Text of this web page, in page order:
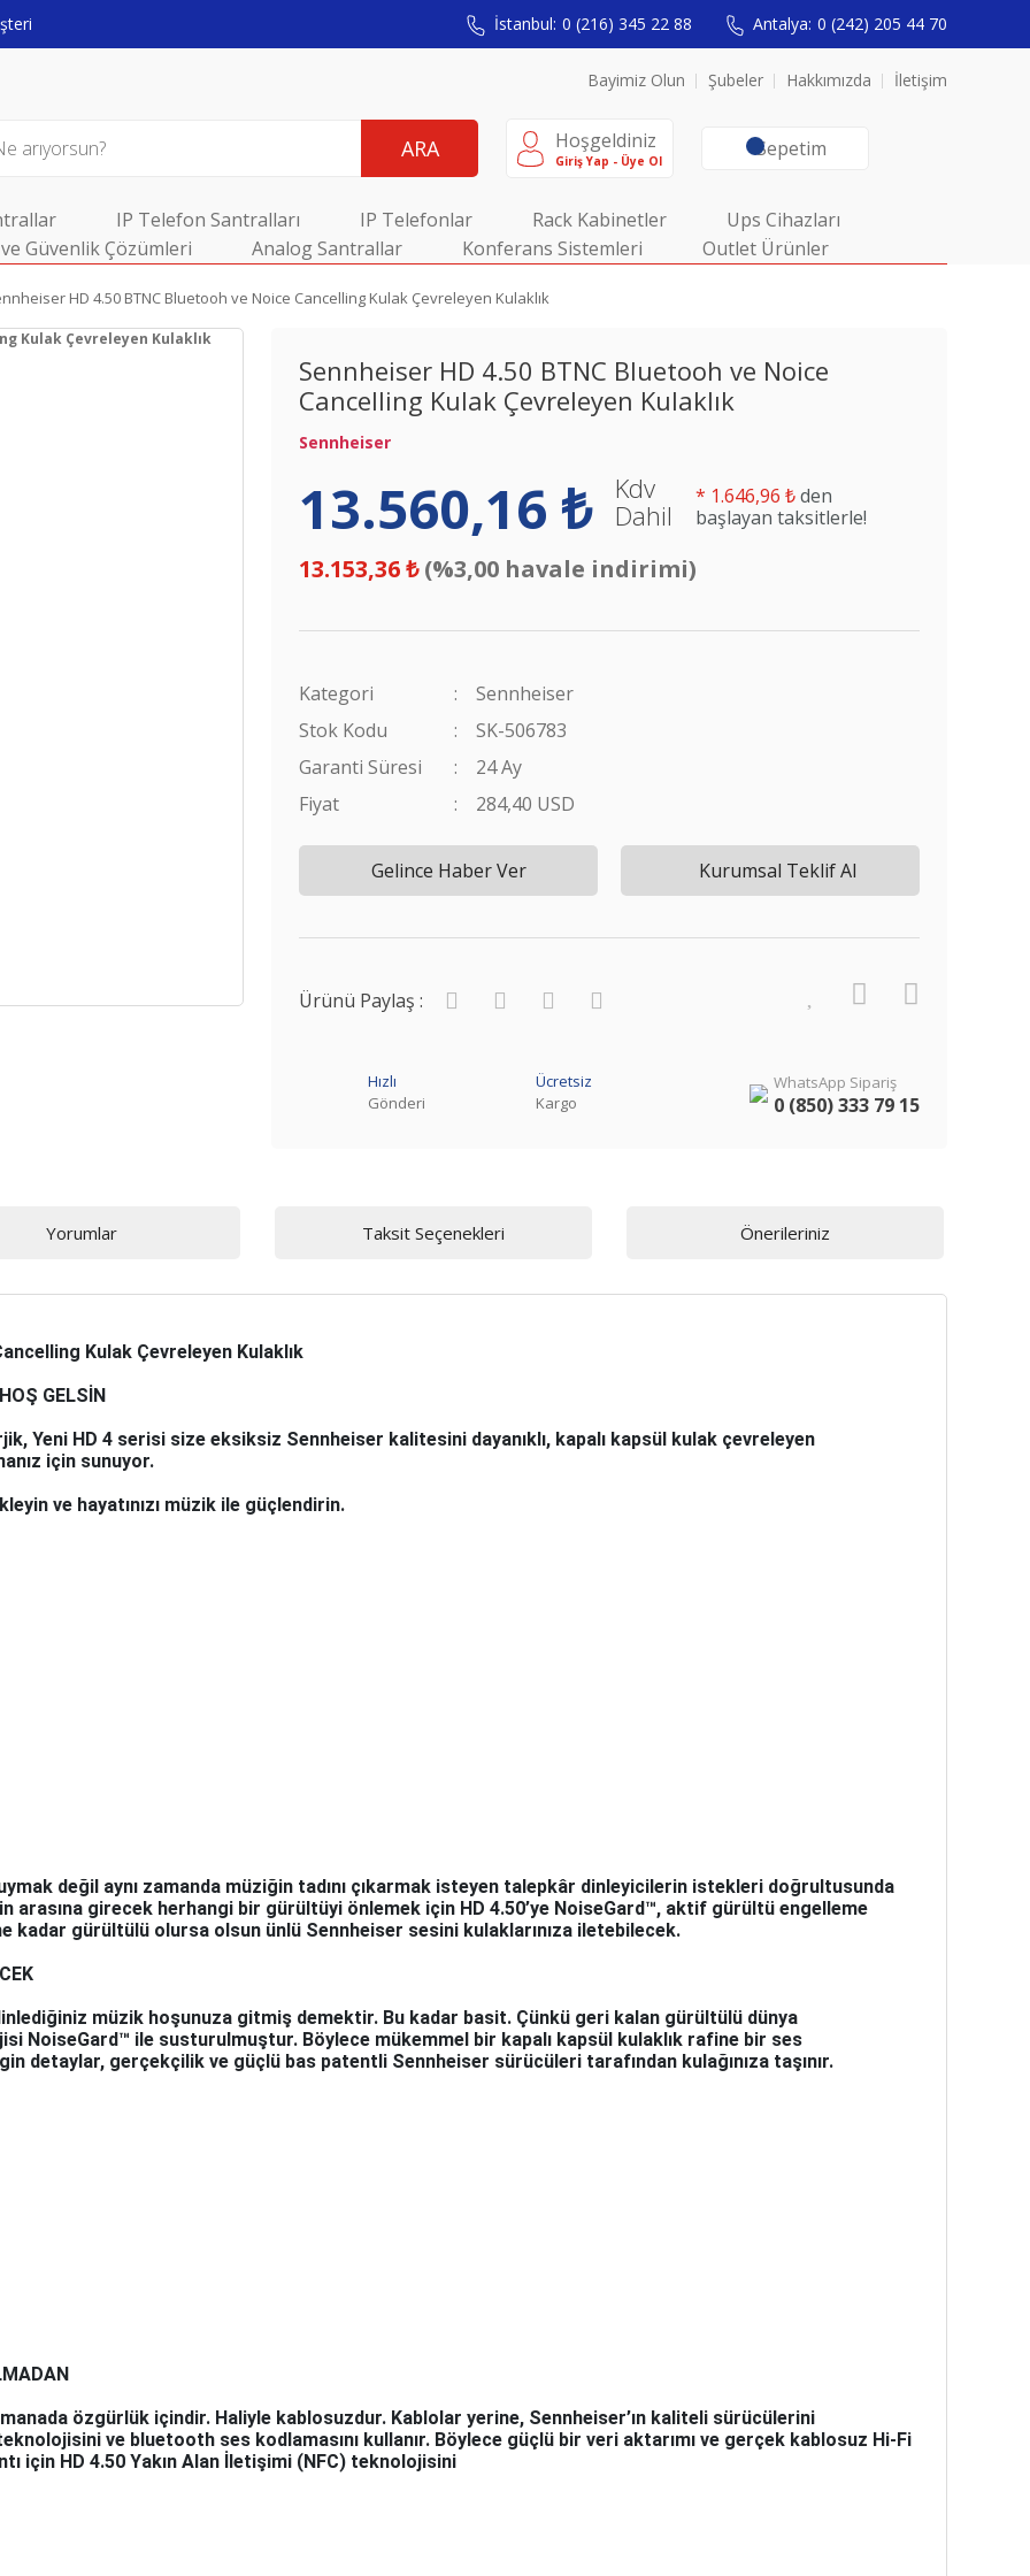
İstanbul: 0 (216) 345 22 88 Antalya: 0 (242) 205 44 70
Bayimiz Olun Şubeler Hakkımızda İletişim
ARA Hoşgeldiniz
Giriş Yap - Üye Ol Sepetim
IP Telefon Santralları IP Telefonlar Rack Kabinetler
Ups Cihazları
Güvenlik Çözümleri
Analog Santrallar Konferans Sistemleri Outlet Ürünler
HD 4.50 BTNC Bluetooh ve Noice Cancelling Kulak Çevreleyen Kulaklık
Sennheiser HD 4.50 BTNC Bluetooh ve Noice
Cancelling Kulak Çevreleyen Kulaklık
Sennheiser
13.560,16 ₺
Kdv
Dahil
* 1.646,96 ₺den
başlayan taksitlerle!
13.153,36 ₺(%3,00 havale indirimi)
Kategori
Sennheiser
Stok Kodu
SK-506783
Garanti Süresi
24 Ay
Fiyat
284,40 USD
Gelince Haber Ver Kurumsal Teklif Al
Ürünü Paylaş :
Hızlı
Gönderi
Ücretsiz
Kargo
WhatsApp Sipariş
0 (850) 333 79 15
Yorumlar Taksit Seçenekleri Önerileriniz
Kulak Çevreleyen Kulaklık
GELSİN
Yeni HD 4 serisi size eksiksiz Sennheiser kalitesini dayanıklı, kapalı kapsül kulak çevreleyen
için sunuyor.
ve hayatınızı müzik ile güçlendirin.
değil aynı zamanda müziğin tadını çıkarmak isteyen talepkâr dinleyicilerin istekleri doğrultusunda
arasına girecek herhangi bir gürültüyi önlemek için HD 4.50’ye NoiseGard™, aktif gürültü engelleme
kadar gürültülü olursa olsun ünlü Sennheiser sesini kulaklarınıza iletebilecek.
müzik hoşunuza gitmiş demektir. Bu kadar basit. Çünkü geri kalan gürültülü dünya
NoiseGard™ ile susturulmuştur. Böylece mükemmel bir kapalı kapsül kulaklık rafine bir ses
detaylar, gerçekçilik ve güçlü bas patentli Sennheiser sürücüleri tarafından kulağınıza taşınır.
özgürlük içindir. Haliyle kablosuzdur. Kablolar yerine, Sennheiser’ın kaliteli sürücülerini
ve bluetooth ses kodlamasını kullanır. Böylece güçlü bir veri aktarımı ve gerçek kablosuz Hi-Fi
için HD 4.50 Yakın Alan İletişimi (NFC) teknolojisini